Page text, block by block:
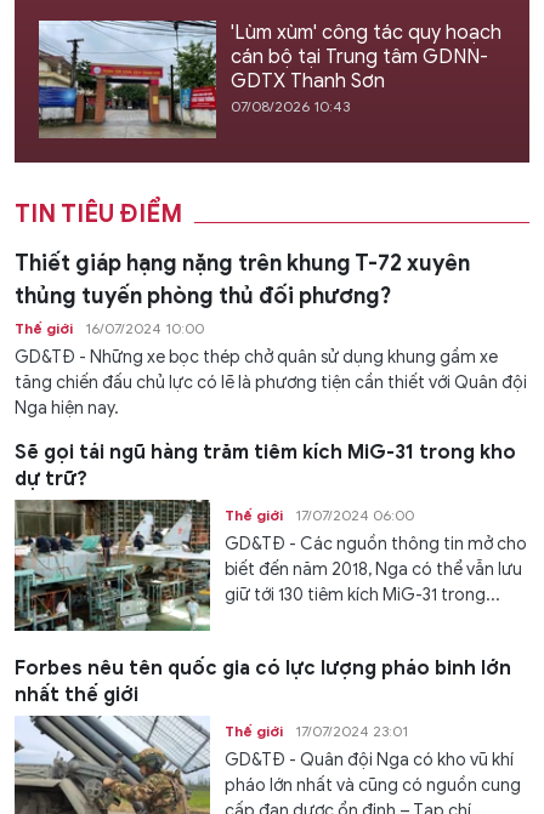
'Lùm xùm' công tác quy hoạch
cán bộ tại Trung tâm GDNN-
GDTX Thanh Sơn
07/08/2026 10:43
TIN TIÊU ĐIỂM
Thiết giáp hạng nặng trên khung T-72 xuyên
thủng tuyến phòng thủ đối phương?
Thế giới 16/07/2024 10:00
GD&TĐ - Những xe bọc thép chở quân sử dụng khung gầm xe
tăng chiến đấu chủ lực có lẽ là phương tiện cần thiết với Quân đội
Nga hiện nay.
Sẽ gọi tái ngũ hàng trăm tiêm kích MiG-31 trong kho
dự trữ?
Thế giới 17/07/2024 06:00
GD&TĐ - Các nguồn thông tin mở cho
biết đến năm 2018, Nga có thể vẫn lưu
giữ tới 130 tiêm kích MiG-31 trong...
Forbes nêu tên quốc gia có lực lượng pháo binh lớn
nhất thế giới
Thế giới 17/07/2024 23:01
GD&TĐ - Quân đội Nga có kho vũ khí
pháo lớn nhất và cũng có nguồn cung